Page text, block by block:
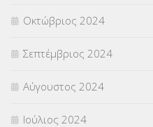
Οκτώβριος 2024
Σεπτέμβριος 2024
Αύγουστος 2024
Ιούλιος 2024